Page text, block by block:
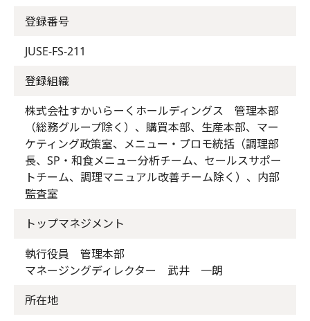
登録番号
JUSE-FS-211
登録組織
株式会社すかいらーくホールディングス 管理本部
（総務グループ除く）、購買本部、生産本部、マー
ケティング政策室、メニュー・プロモ統括（調理部
長、SP・和食メニュー分析チーム、セールスサポー
トチーム、調理マニュアル改善チーム除く）、内部
監査室
トップマネジメント
執行役員 管理本部
マネージングディレクター 武井 一朗
所在地